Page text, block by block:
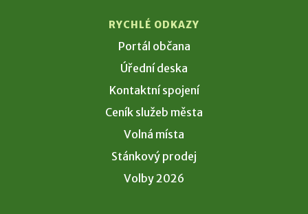
RYCHLÉ ODKAZY
Portál občana
Úřední deska
Kontaktní spojení
Ceník služeb města
Volná místa
Stánkový prodej
Volby 2026